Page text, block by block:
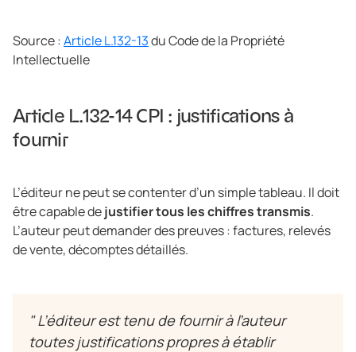
Source :Article L.132-13du Code de la Propriété
Intellectuelle
Article L.132-14 CPI : justifications à
fournir
L’éditeur ne peut se contenter d’un simple tableau. Il doit
être capable dejustifier tous les chiffres transmis.
L’auteur peut demander des preuves : factures, relevés
de vente, décomptes détaillés.
"L’éditeur est tenu de fournir à l’auteur
toutes justifications propres à établir